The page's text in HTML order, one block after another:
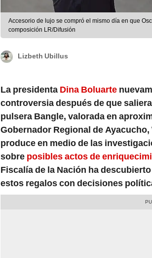
Accesorio de lujo se compró el mismo día en que
composición LR/Difusión
Lizbeth Ubillus
La presidenta Dina Boluarte
controversia después de que
pulsera Bangle, valorada en
Gobernador Regional de
produce en medio de las
sobre posibles actos de
Fiscalía de la Nación ha
estos regalos con decisiones